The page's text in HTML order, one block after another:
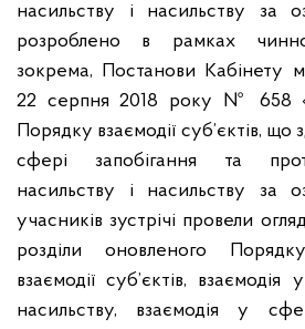
насильству і насильству за
розроблено в рамках
зокрема, Постанови Кабінету
22 серпня 2018 року № 658
Порядку взаємодії суб’єктів,
сфері запобігання та
насильству і насильству за
учасників зустрічі провели
розділи оновленого
взаємодії суб’єктів, взаємодія
насильству, взаємодія у